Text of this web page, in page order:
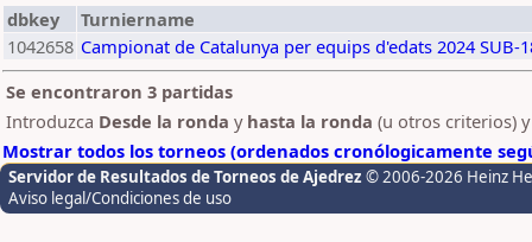
dbkey
Turniername
1042658 Campionat de Catalunya per equips d'edats 2024 SUB-
Se encontraron 3 partidas
Introduzca Desde la ronda y hasta la ronda (u otros criterios)
Mostrar todos los torneos (ordenados cronólogicamente
Servidor de Resultados de Torneos de Ajedrez © 2006-2026 Heinz
Aviso legal/Condiciones de uso